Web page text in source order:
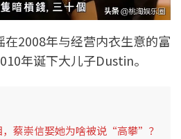
2008年与经营内衣生意的富
年诞下大儿子Dustin。
，蔡崇信娶她为啥被说“高攀”？